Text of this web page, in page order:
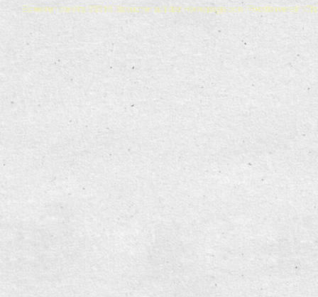
Es waren bereits 93316 Besucher auf der Homepage vom Foerderverein